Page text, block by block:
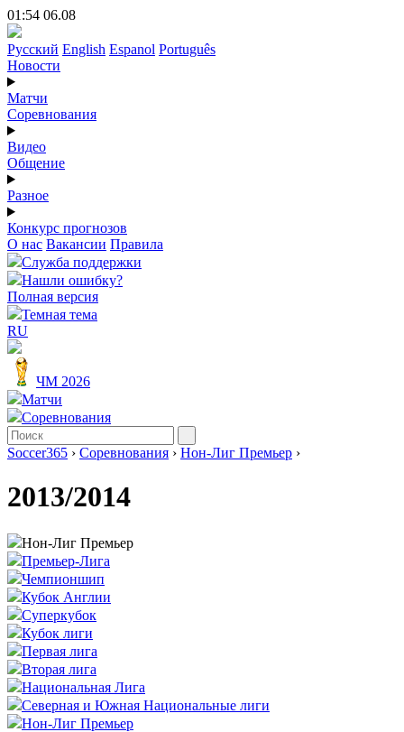
01:54 06.08
Русский English Espanol Português
Новости
Матчи
Соревнования
Видео
Общение
Разное
Конкурс прогнозов
О нас Вакансии Правила
Служба поддержки
Нашли ошибку?
Полная версия
Темная тема
RU
ЧМ 2026
Матчи
Соревнования
Soccer365 › Соревнования › Нон-Лиг Премьер ›
2013/2014
Нон-Лиг Премьер
Премьер-Лига
Чемпионшип
Кубок Англии
Суперкубок
Кубок лиги
Первая лига
Вторая лига
Национальная Лига
Северная и Южная Национальные лиги
Нон-Лиг Премьер